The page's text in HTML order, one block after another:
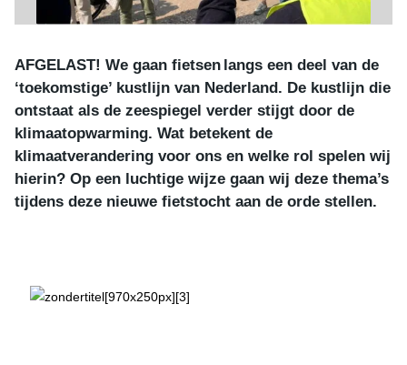
AFGELAST! We gaan fietsen langs een deel van de
‘toekomstige’ kustlijn van Nederland. De kustlijn die
ontstaat als de zeespiegel verder stijgt door de
klimaatopwarming. Wat betekent de
klimaatverandering voor ons en welke rol spelen wij
hierin? Op een luchtige wijze gaan wij deze thema’s
tijdens deze nieuwe fietstocht aan de orde stellen.